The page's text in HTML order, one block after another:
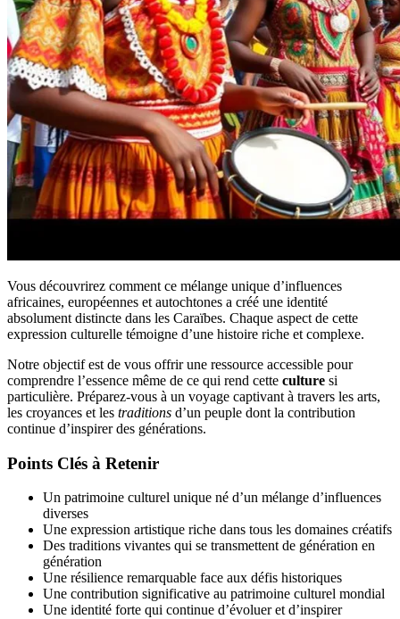
Vous découvrirez comment ce mélange unique d’influences
africaines, européennes et autochtones a créé une identité
absolument distincte dans les Caraïbes. Chaque aspect de cette
expression culturelle témoigne d’une histoire riche et complexe.
Notre objectif est de vous offrir une ressource accessible pour
comprendre l’essence même de ce qui rend cette culture si
particulière. Préparez-vous à un voyage captivant à travers les arts,
les croyances et les traditions d’un peuple dont la contribution
continue d’inspirer des générations.
Points Clés à Retenir
Un patrimoine culturel unique né d’un mélange d’influences
diverses
Une expression artistique riche dans tous les domaines créatifs
Des traditions vivantes qui se transmettent de génération en
génération
Une résilience remarquable face aux défis historiques
Une contribution significative au patrimoine culturel mondial
Une identité forte qui continue d’évoluer et d’inspirer